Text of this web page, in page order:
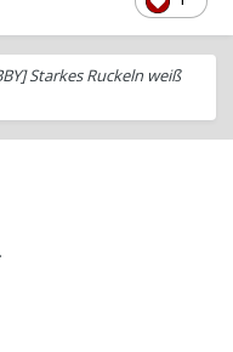
Starkes Ruckeln weiß